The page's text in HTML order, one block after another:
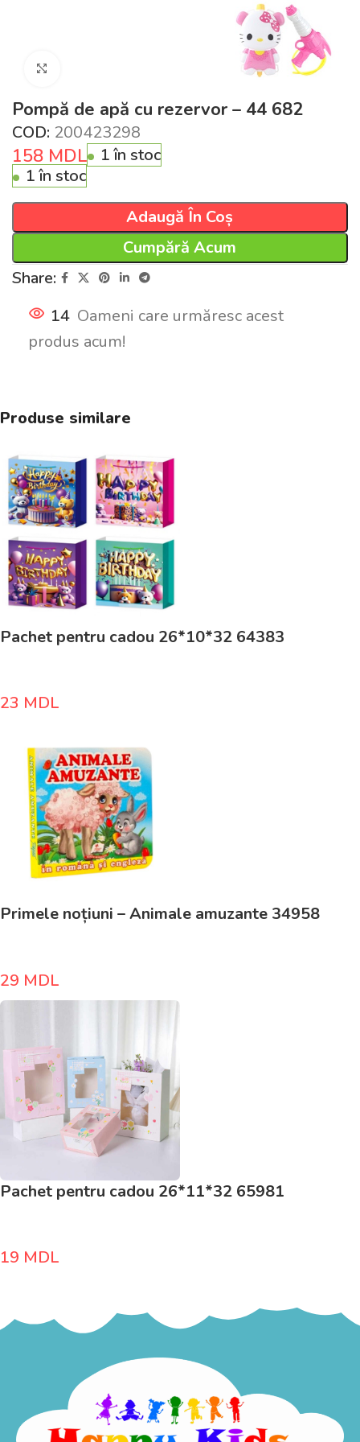
Pompă de apă cu rezervor – 44 682
COD: 200423298
158 MDL
1 în stoc
1 în stoc
Adaugă În Coș
Cumpără Acum
Share:
14 Oameni care urmăresc acest
produs acum!
Produse similare
Pachet pentru cadou 26*10*32 64383
23 MDL
Primele noțiuni – Animale amuzante 34958
29 MDL
Pachet pentru cadou 26*11*32 65981
19 MDL